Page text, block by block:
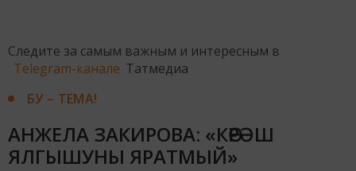
Следите за самым важным и интересным в
Telegram-канале Татмедиа
БУ – ТЕМА!
АНЖЕЛА ЗАКИРОВА: «КӨРӘШ
ЯЛГЫШУНЫ ЯРАТМЫЙ»